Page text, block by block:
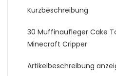
Kurzbeschreibung
30 Muffinaufleger Cake
Minecraft Cripper
Artikelbeschreibung